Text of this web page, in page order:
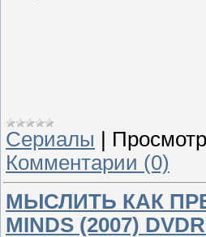
Сериалы
Комментарии (0)
МЫСЛИТЬ КАК
MINDS (2007)